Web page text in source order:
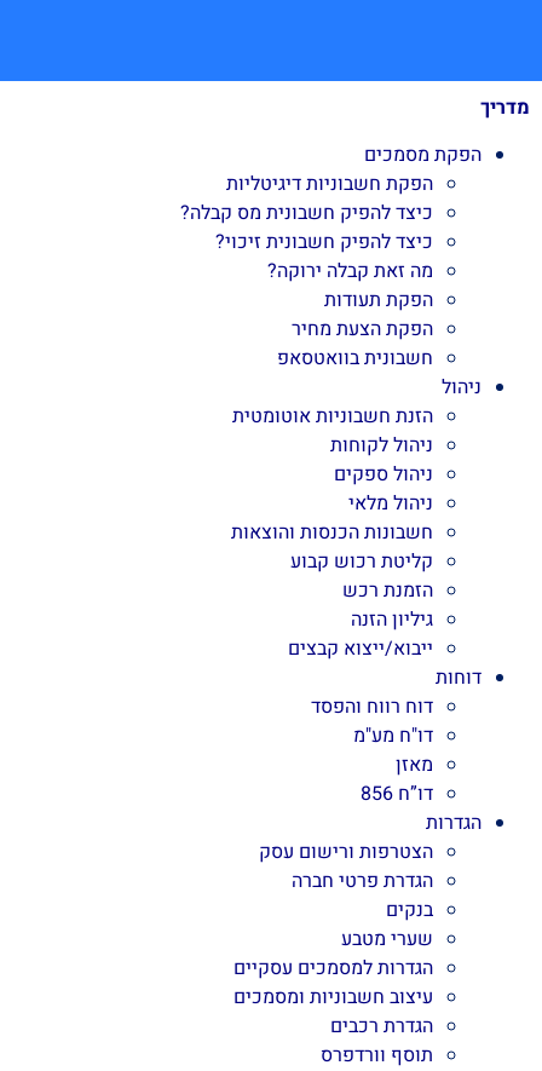
מדריך
הפקת מסמכים
הפקת חשבוניות דיגיטליות
כיצד להפיק חשבונית מס קבלה?
כיצד להפיק חשבונית זיכוי?
מה זאת קבלה ירוקה?
הפקת תעודות
הפקת הצעת מחיר
חשבונית בוואטסאפ
ניהול
הזנת חשבוניות אוטומטית
ניהול לקוחות
ניהול ספקים
ניהול מלאי
חשבונות הכנסות והוצאות
קליטת רכוש קבוע
הזמנת רכש
גיליון הזנה
ייבוא/ייצוא קבצים
דוחות
דוח רווח והפסד
דו"ח מע"מ
מאזן
דו”ח 856
הגדרות
הצטרפות ורישום עסק
הגדרת פרטי חברה
בנקים
שערי מטבע
הגדרות למסמכים עסקיים
עיצוב חשבוניות ומסמכים
הגדרת רכבים
תוסף וורדפרס